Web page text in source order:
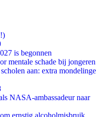
is begonnen
mentale schade bij jongeren
aan: extra mondelinge
NASA-ambassadeur naar
ernstig alcoholmisbruik